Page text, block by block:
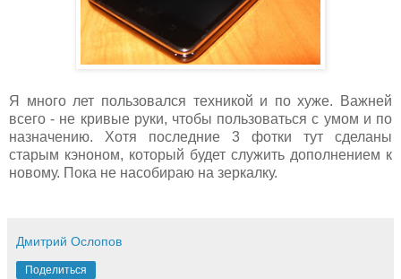
Я много лет пользовался техникой и по хуже. Важней
всего - не кривые руки, чтобы пользоваться с умом и по
назначению. Хотя последние 3 фотки тут сделаны
старым кэноном, который будет служить дополнением к
новому. Пока не насобираю на зеркалку.
Дмитрий Ослопов
Поделиться